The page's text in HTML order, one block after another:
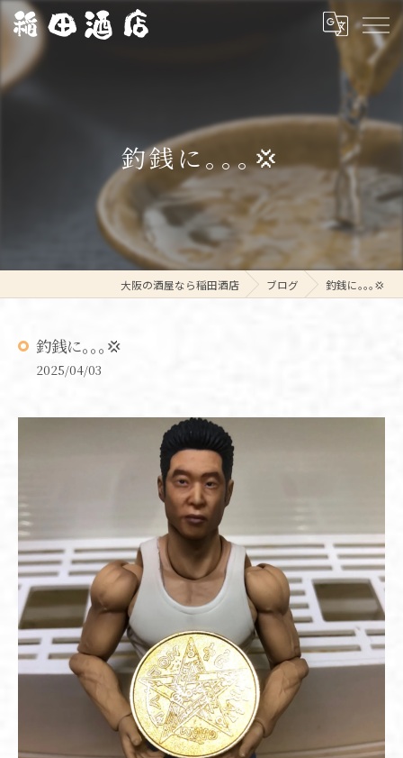
釣銭に｡｡｡💢
大阪の酒屋なら稲田酒店 ブログ 釣銭に｡｡｡💢
釣銭に｡｡｡💢
2025/04/03